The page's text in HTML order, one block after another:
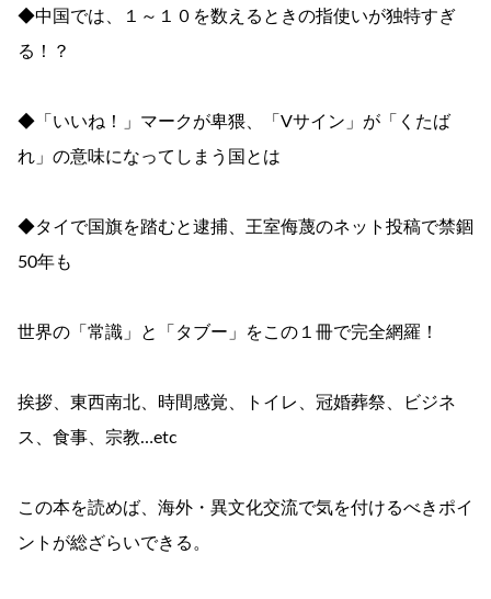
◆中国では、１～１０を数えるときの指使いが独特すぎ
る！？
◆「いいね！」マークが卑猥、「Vサイン」が「くたば
れ」の意味になってしまう国とは
◆タイで国旗を踏むと逮捕、王室侮蔑のネット投稿で禁錮
50年も
世界の「常識」と「タブー」をこの１冊で完全網羅！
挨拶、東西南北、時間感覚、トイレ、冠婚葬祭、ビジネ
ス、食事、宗教…etc
この本を読めば、海外・異文化交流で気を付けるべきポイ
ントが総ざらいできる。